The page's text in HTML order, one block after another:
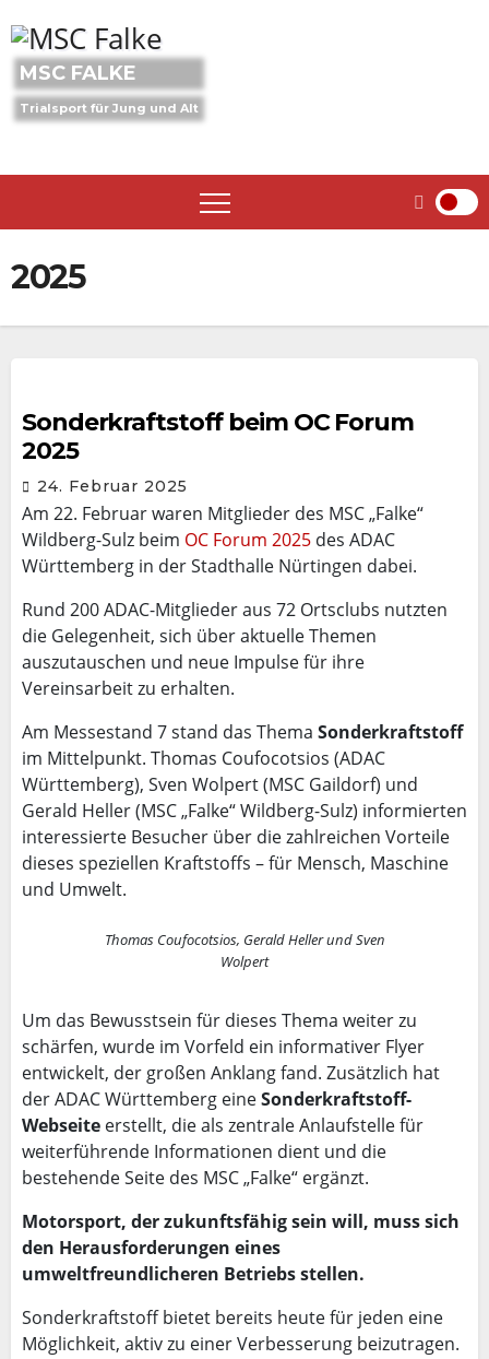
to
content
MSC FALKE
Trialsport für Jung und Alt
2025
Sonderkraftstoff beim OC Forum
2025
24. Februar 2025
Am 22. Februar waren Mitglieder des MSC „Falke“
Wildberg-Sulz beim OC Forum 2025 des ADAC
Württemberg in der Stadthalle Nürtingen dabei.
Rund 200 ADAC-Mitglieder aus 72 Ortsclubs nutzten
die Gelegenheit, sich über aktuelle Themen
auszutauschen und neue Impulse für ihre
Vereinsarbeit zu erhalten.
Am Messestand 7 stand das Thema Sonderkraftstoff
im Mittelpunkt. Thomas Coufocotsios (ADAC
Württemberg), Sven Wolpert (MSC Gaildorf) und
Gerald Heller (MSC „Falke“ Wildberg-Sulz) informierten
interessierte Besucher über die zahlreichen Vorteile
dieses speziellen Kraftstoffs – für Mensch, Maschine
und Umwelt.
Thomas Coufocotsios, Gerald Heller und Sven
Wolpert
Um das Bewusstsein für dieses Thema weiter zu
schärfen, wurde im Vorfeld ein informativer Flyer
entwickelt, der großen Anklang fand. Zusätzlich hat
der ADAC Württemberg eineSonderkraftstoff-
Webseite erstellt, die als zentrale Anlaufstelle für
weiterführende Informationen dient und die
bestehende Seite des MSC „Falke“ ergänzt.
Motorsport, der zukunftsfähig sein will, muss sich
den Herausforderungen eines
umweltfreundlicheren Betriebs stellen.
Sonderkraftstoff bietet bereits heute für jeden eine
Möglichkeit, aktiv zu einer Verbesserung beizutragen.